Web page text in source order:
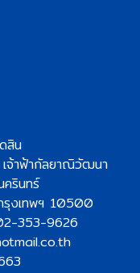
สิน
เจ้าฟ้ากัลยาณิวัฒนา
ครินทร์
รุงเทพฯ 10500
353-9626